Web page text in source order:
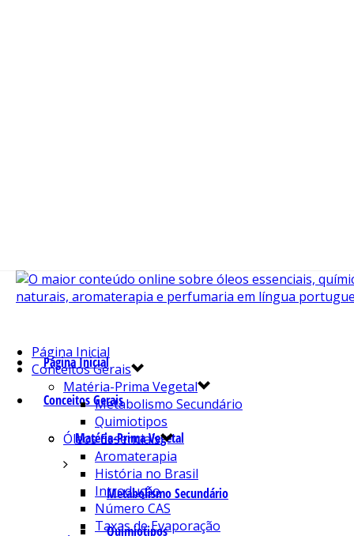
Página Inicial
Conceitos Gerais
Matéria-Prima Vegetal
Metabolismo Secundário
Quimiotipos
Página Inicial
Conceitos Gerais
Matéria-Prima Vegetal
Metabolismo Secundário
Quimiotipos
Óleos Essenciais
Aromaterapia
História no Brasil
Introdução
Número CAS
Taxas de Evaporação